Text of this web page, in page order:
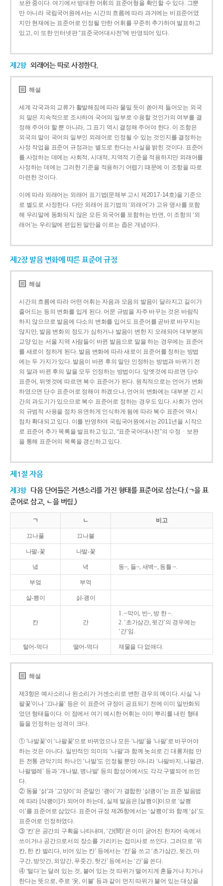
보완 중이다. 여기에서 방대한 어휘의 표준어형을 확인할 수 있다. 그뿐
만 아니라 국립국어원에서는 시간의 흐름에 따라 과거에는 비표준어였
지만 현재에는 표준어로 인정될 만한 어휘를 꾸준히 추가하여 발표하고
있고, 이 또한 인터넷판 “표준국어대사전”에 반영되어 있다.
제2항 외래어는 따로 사정한다.
해설
세계 각국과의 교류가 활발해짐에 따라 물밀 듯이 쏟아져 들어오는 외국
의 말은 지속적으로 조사하여 국어의 일부로 수용할 것인가의 여부를 결
정해 주어야 할 뿐 아니라, 그 표기 역시 결정해 주어야 한다. 이 조항은
외국의 말이 국어의 일부인 외래어로 인정될 수 있는 것인지를 결정하는
사정 작업을 표준어 규정과는 별도로 한다는 사실을 밝힌 것이다. 표준어
를 사정하는 데에는 사회적, 시대적, 지역적 기준을 적용하지만 외래어를
사정하는 데에는 그러한 기준을 적용하기 어렵기 때문에 이 조항을 따로
마련한 것이다.
이에 따라 외래어는 외래어 표기법(문체부 고시 제2017-14호)을 기준으
로 별도로 사정한다. 다만 외래어 표기법의 ‘외래어’가 고유 명사를 포함
해 우리말에 동화되지 않은 모든 외국어를 포함하는 반면, 이 조항의 ‘외
래어’는 우리말에 편입된 말만을 이르는 좁은 개념이다.
제2장 발음 변화에 따른 표준어 규정
해설
시간의 흐름에 따라 어떤 어휘는 자음과 모음의 발음이 달라지고 길이가
줄어드는 등의 변화를 입게 된다. 어문 규범을 자주 바꾸는 것은 바람직
하지 않으므로 발음에 다소의 변화를 입어도 표준어를 곧바로 바꾸지는
않지만, 발음 변화의 정도가 심하거나 발음이 변한 지 오래되어 대부분의
교양 있는 서울 지역 사람들이 바뀐 발음으로 말을 하는 경우에는 표준어
를 새로이 정하게 된다. 발음 변화에 따라 새로이 표준어를 정하는 방법
에는 두 가지가 있다. 발음이 바뀐 후의 말만 인정하는 방법과 바뀌기 전
의 말과 바뀐 후의 말을 모두 인정하는 방법이다. 앞엣것에 따르면 단수
표준어, 뒤엣것에 따르면 복수 표준어가 된다. 원칙적으로는 언어가 변화
하였으면 단수 표준어로 정해야 하겠으나, 언어의 변화에는 대부분 긴 시
간의 과도기가 있으므로 복수 표준어로 정하는 경우도 있다. 사회가 언어
의 규범적 사용을 점차 유연하게 인식하게 됨에 따라 복수 표준어 역시
점차 확대되고 있다. 이를 반영하여 국립국어원에서는 2011년을 시작으
로 표준어 추가 목록을 발표하고 있고, “표준국어대사전”의 수정ㆍ보완
을 통해 표준어의 목록을 갱신하고 있다.
제1절 자음
제3항 다음 단어들은 거센소리를 가진 형태를 표준어로 삼는다.(ㄱ을 표
준어로 삼고, ㄴ을 버림.)
ㄱ ㄴ 비고
끄나풀 끄나불
나팔-꽃 나발-꽃
녘 녁 동~, 들~, 새벽~, 동틀 ~.
부엌 부억
살-쾡이 삵-괭이
칸 간
1. ~막이, 빈~, 방 한 ~.
2. ‘초가삼간, 윗간’의 경우에는
‘간’임.
털어-먹다 떨어-먹다 재물을 다 없애다.
해설
제3항은 예사소리나 된소리가 거센소리로 변한 경우의 예이다. 사실 ‘나
팔꽃’이나 ‘끄나풀’ 등은 이 표준어 규정이 공표되기 전에 이미 일반화되
었던 형태들이다. 이 점에서 여기 예시한 어휘는 이미 뿌리를 내린 형태
들을 인정하는 성격이 크다.
① ‘나발꽃’이 ‘나팔꽃’으로 바뀌었으나 모든 ‘나발’을 ‘나팔’로 바꾸어야
하는 것은 아니다. 일반적인 의미의 ‘나팔’과 함께 놋쇠로 긴 대롱처럼 만
든 전통 관악기의 하나인 ‘나발’도 인정될 뿐만 아니라 ‘나팔바지, 나팔관,
나팔벌레’ 등과 ‘개나발, 병나발’ 등의 합성어에서도 각각 구별되어 쓰인
다.
② 동물 ‘삵’과 ‘고양이’의 준말인 ‘괭이’가 결합한 ‘삵괭이’는 표준 발음법
에 따라 [삭꽹이]가 되어야 하는데, 실제 발음은 [살쾡이]이므로 ‘살쾡
이’를 표준어로 삼았다. 표준어 규정 제26항에서는 ‘살쾡이’와 함께 ‘삵’도
표준어로 인정하였다.
③ ‘칸’은 공간의 구획을 나타내며, ‘간(間)’은 이미 굳어진 한자어 속에서
쓰이거나 공간으로서의 장소를 가리키는 접미사로 쓰인다. 그러므로 ‘위
칸, 한 칸 벌리다, 비어 있는 칸’ 등에서는 ‘칸’을 쓰고 ‘초가삼간, 뒷간, 마
구간, 방앗간, 외양간, 푸줏간, 헛간’ 등에서는 ‘간’을 쓴다.
④ ‘털다’는 달려 있는 것, 붙어 있는 것 따위가 떨어지게 흔들거나 치거나
한다는 뜻으로, 주로 ‘옷, 이불’ 등과 같이 먼지 따위가 붙어 있는 대상을